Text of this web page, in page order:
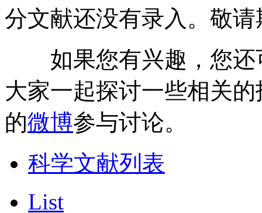
分文献还没有录入。敬请
如果您有兴趣，您还
大家一起探讨一些相关
的微博参与讨论。
科学文献列表
List